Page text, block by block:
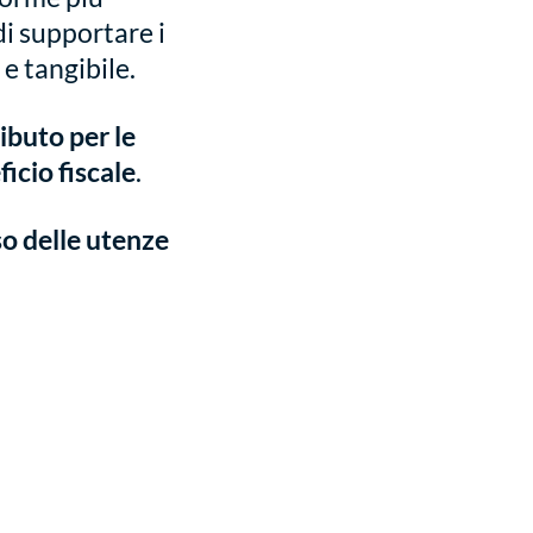
supportare i
tangibile.
per le
fiscale.
delle utenze